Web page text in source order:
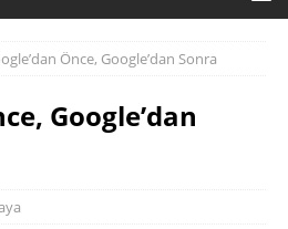
Önce, Google’dan Sonra
Google’dan